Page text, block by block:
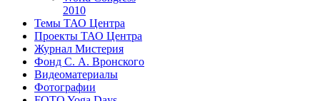
2010
Темы ТАО Центра
Проекты ТАО Центра
Журнал Мистерия
Фонд С. А. Вронского
Видеоматериалы
Фотографии